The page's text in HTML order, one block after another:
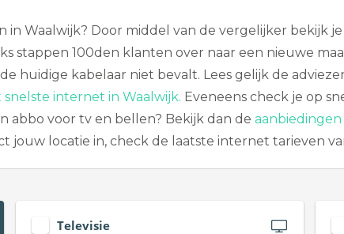
Waalwijk? Door middel van de vergelijker bekijk
stappen 100den klanten over naar een nieuwe
huidige kabelaar niet bevalt. Lees gelijk de
snelste internet in Waalwijk. Eveneens check je op
abbo voor tv en bellen? Bekijk dan de
jouw locatie in, check de laatste internet tarieven
Televisie